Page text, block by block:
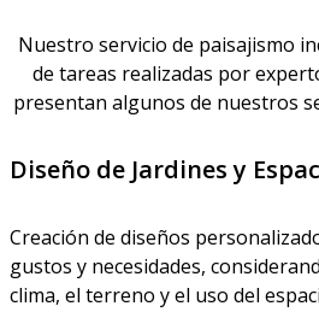
Nuestro servicio de paisajismo
de tareas realizadas por
presentan algunos de nuestros
Diseño de Jardines y
Creación de diseños
gustos y necesidades,
clima, el terreno y el uso del